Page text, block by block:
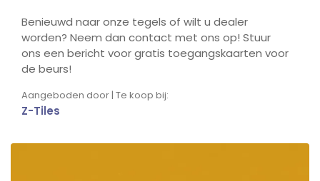
Benieuwd naar onze tegels of wilt u dealer
worden? Neem dan contact met ons op! Stuur
ons een bericht voor gratis toegangskaarten voor
de beurs!
Aangeboden door | Te koop bij:
Z-Tiles